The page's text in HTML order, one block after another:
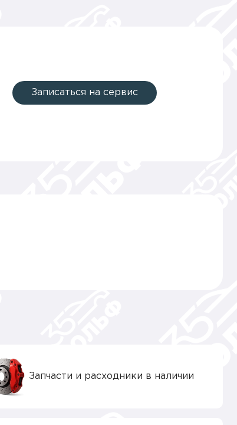
Записаться на сервис
Запчасти и расходники в наличии